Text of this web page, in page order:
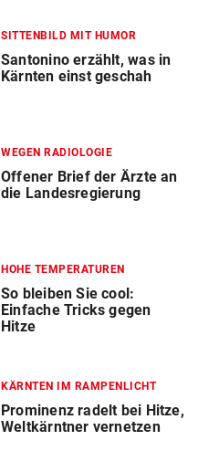
SITTENBILD MIT HUMOR
Santonino erzählt, was in
Kärnten einst geschah
WEGEN RADIOLOGIE
Offener Brief der Ärzte an
die Landesregierung
HOHE TEMPERATUREN
So bleiben Sie cool:
Einfache Tricks gegen
Hitze
KÄRNTEN IM RAMPENLICHT
Prominenz radelt bei Hitze,
Weltkärntner vernetzen